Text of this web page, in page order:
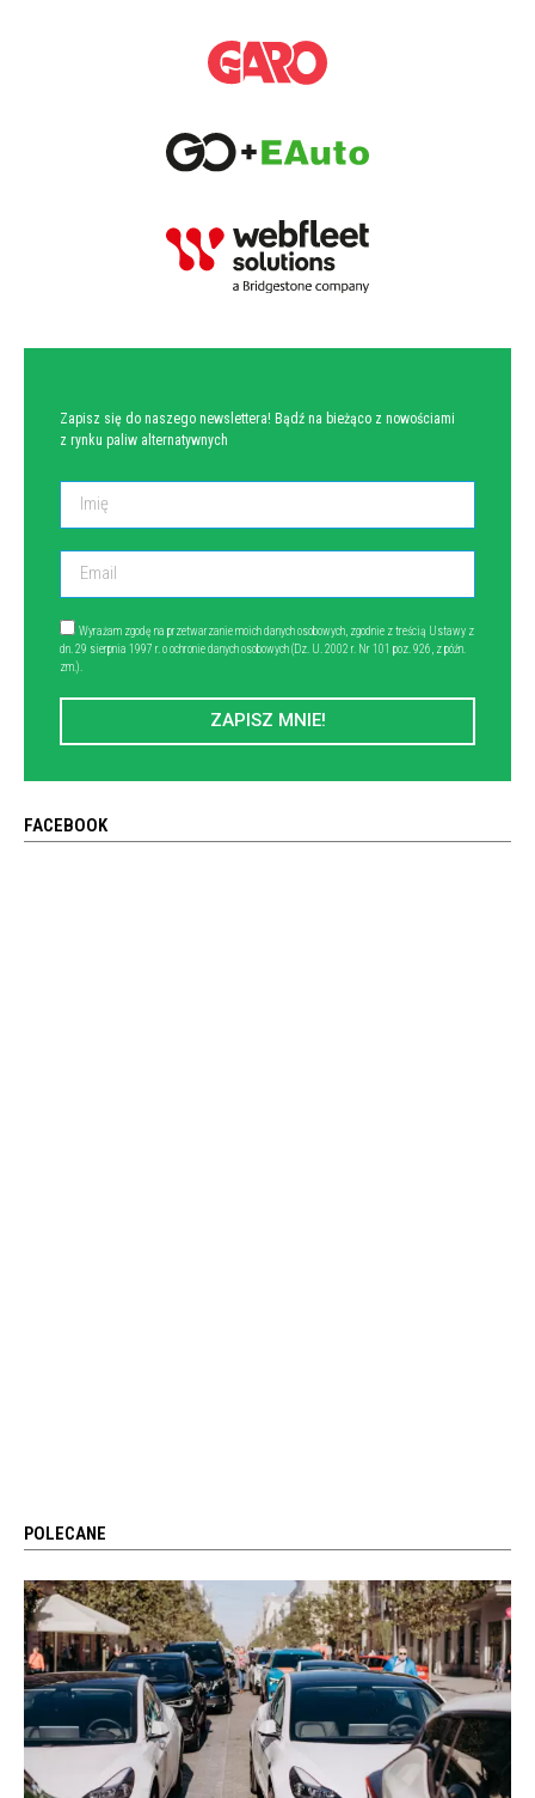
Zapisz się do naszego newslettera! Bądź na bieżąco z nowościami
z rynku paliw alternatywnych
Wyrażam zgodę na przetwarzanie moich danych osobowych, zgodnie z treścią Ustawy z
dn. 29 sierpnia 1997 r. o ochronie danych osobowych (Dz. U. 2002 r. Nr 101 poz. 926, z późn.
zm.).
ZAPISZ MNIE!
FACEBOOK
POLECANE